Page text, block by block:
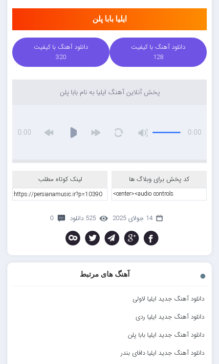
ایلیا بابا پلن
دانلود آهنگ با کیفیت
128
دانلود آهنگ با کیفیت
320
پخش آنلاین آهنگ ایلیا به نام بابا پلن
0:00
0:00
کد پخش برای وبلاگ ها لینک کوتاه مطلب
14 جولای 2025 525 دانلود 0
آهنگ های مرتبط
دانلود آهنگ جدید ایلیا لاولی
دانلود آهنگ جدید ایلیا ردی
دانلود آهنگ جدید ایلیا بابا پلن
دانلود آهنگ جدید ایلیا دافای بندر